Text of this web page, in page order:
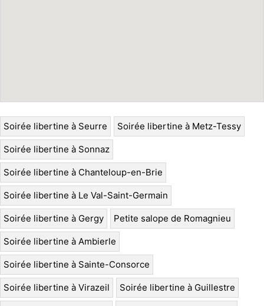
Soirée libertine à Seurre Soirée libertine à Metz-Tessy
Soirée libertine à Sonnaz
Soirée libertine à Chanteloup-en-Brie
Soirée libertine à Le Val-Saint-Germain
Soirée libertine à Gergy Petite salope de Romagnieu
Soirée libertine à Ambierle
Soirée libertine à Sainte-Consorce
Soirée libertine à Virazeil Soirée libertine à Guillestre